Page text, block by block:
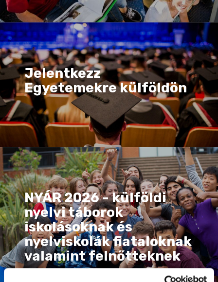
Jelentkezz
Egyetemekre külföldön
NYÁR 2026 - külföldi
nyelvi táborok
iskolásoknak és
nyelviskolák fiataloknak
valamint felnőtteknek